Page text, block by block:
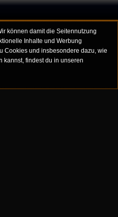
können damit die Seitennutzung
Inhalte und Werbung
Cookies und insbesondere dazu, wie
kannst, findest du in unseren